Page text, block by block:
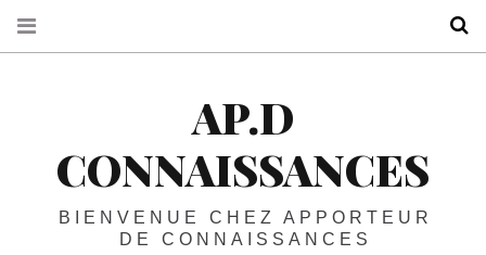
AP.D
CONNAISSANCES
BIENVENUE CHEZ APPORTEUR
DE CONNAISSANCES